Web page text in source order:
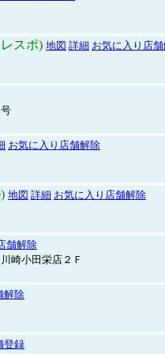
スポ) 地図 詳細 お気に入り店
お気に入り店舗解除
地図 詳細 お気に入り店舗解除
舗解除
崎小田栄店２Ｆ
解除
登録